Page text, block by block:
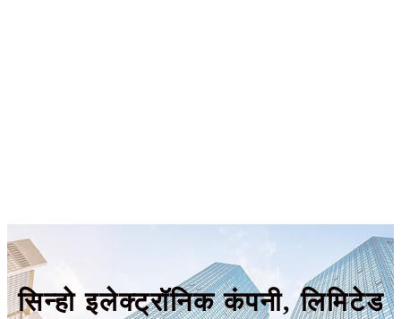
सिन्हो इलेक्ट्रॉनिक कंपनी, लिमिटेड